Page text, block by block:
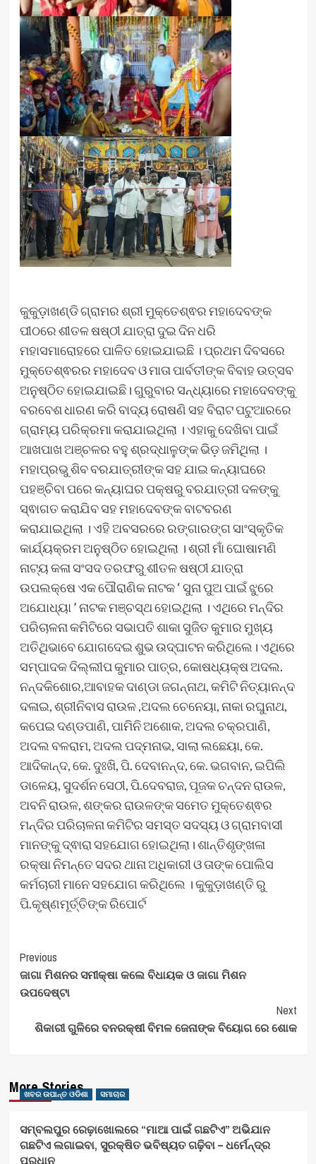
କୁକୁଡ଼ାଖଣ୍ଡି ଗ୍ରାମର ଶ୍ରୀ ମୁକ୍ତେଶ୍ଵର ମହାଦେବଙ୍କ
ପୀଠରେ ଶୀତଳ ଷଷ୍ଠୀ ଯାତ୍ରା ଦୁଇ ଦିନ ଧରି
ମହାସମାରୋହରେ ପାଳିତ ହୋଇଯାଇଛି । ପ୍ରଥମ ଦିବସରେ
ମୁକ୍ତେଶ୍ଵରର ମହାଦେବ ଓ ମାତା ପାର୍ବତୀଙ୍କ ବିବାହ ଉତ୍ସବ
ଅନୁଷ୍ଠିତ ହୋଇଯାଇଛି। ଗୁରୁବାର ସନ୍ଧ୍ୟାରେ ମହାଦେବଙ୍କୁ
ବରବେଶ ଧାରଣ କରି ବାଦ୍ୟ ରୋଷଣି ସହ ବିରାଟ ପଟୁଆରରେ
ଗ୍ରାମ୍ୟ ପରିକ୍ରମା କରାଯାଇଥିଲା । ଏହାକୁ ଦେଖିବା ପାଇଁ
ଆଖପାଖ ଅଞ୍ଚଳର ବହୁ ଶ୍ରଦ୍ଧାଳୁଙ୍କ ଭିଡ଼ ଜମିଥିଲା ।
ମହାପ୍ରଭୁ ଶିବ ବରଯାତ୍ରୀଙ୍କ ସହ ଯାଇ କନ୍ୟାଘରେ
ପହଞ୍ଚିବା ପରେ କନ୍ୟାଘର ପକ୍ଷରୁ ବରଯାତ୍ରୀ ଦଳଙ୍କୁ
ସ୍ଵାଗତ କରାଯିବ ସହ ମହାଦେବଙ୍କ ବାଟବରଣ
କରାଯାଇଥିଲା । ଏହି ଅବସରରେ ରଙ୍ଗାରଙ୍ଗ ସାଂସ୍କୃତିକ
କାର୍ଯ୍ୟକ୍ରମ ଅନୁଷ୍ଠିତ ହୋଇଥିଲା । ଶ୍ରୀ ମାଁ ଘୋଷାମଣି
ନାଟ୍ୟ କଳା ସଂସଦ ତରଫରୁ ଶୀତଳ ଷଷ୍ଠୀ ଯାତ୍ରା
ଉପଲକ୍ଷେ ଏକ ପୌରାଣିକ ନାଟକ ‘ ସୁନା ପୁଅ ପାଇଁ ଝୁରେ
ଅଯୋଧ୍ୟା ’ ନାଟକ ମଞ୍ଚସ୍ଥ ହୋଇଥିଲା । ଏଥିରେ ମନ୍ଦିର
ପରିଚାଳନା କମିଟିରେ ସଭାପତି ଶାକା ସୁଜିତ କୁମାର ମୁଖ୍ୟ
ଅତିଥିଭାବେ ଯୋଗଦେଇ ଶୁଭ ଉଦ୍ଘାଟନ କରିଥିଲେ। ଏଥିରେ
ସମ୍ପାଦକ ଦିଲ୍ଲୀପ କୁମାର ପାତ୍ର, କୋଷଧ୍ୟକ୍ଷ ଅଦଲ.
ନନ୍ଦକିଶୋର,ଆବାହକ ଦାଣ୍ଡା ଜଗନ୍ନାଥ, କମିଟି ନିତ୍ୟାନନ୍ଦ
ଦଳାଇ, ଶ୍ରୀନିବାସ ରାଉଳ ,ଅଦଲ ଚେନେୟା, ନାକା ରଘୁନାଥ,
କପେଇ ଦଣ୍ଡପାଣି, ପାମିନି ଅଶୋକ, ଅଦଲ ଚକ୍ରପାଣି,
ଅଦଲ ବଳରାମ, ଅଦଲ ପଦ୍ମନାଭ, ସାଲା ଲଛେୟା, କେ.
ଆଦିକାନ୍ଦ, କେ. ଦୁଃଖି, ପି. ଦେବାନନ୍ଦ, କେ. ଭଗବାନ, ଇପିଲି
ଡାଳେୟ, ସୁଦର୍ଶନ ସେଠୀ, ପି.ଦେବରାଜ, ପୂଜକ ଚନ୍ଦନ ରାଉଳ,
ଅବନି ରାଉଳ, ଶଙ୍କର ରାଉଳଙ୍କ ସମେତ ମୁକ୍ତେଶ୍ଵର
ମନ୍ଦିର ପରିଚାଳନା କମିଟିର ସମସ୍ତ ସଦସ୍ୟ ଓ ଗ୍ରାମବାସୀ
ମାନଙ୍କୁ ଦ୍ଵାରା ସହଯୋଗ ହୋଇଥିଲା। ଶାନ୍ତିଶୃଙ୍ଖଳା
ରକ୍ଷା ନିମନ୍ତେ ସଦର ଥାନା ଅଧିକାରୀ ଓ ତାଙ୍କ ପୋଲିସ
କର୍ମଚାରୀ ମାନେ ସହଯୋଗ କରିଥିଲେ । କୁକୁଡ଼ାଖଣ୍ତି ରୁ
ପି.କୃଷ୍ଣମୂର୍ତ୍ତିଙ୍କ ରିପୋର୍ଟ
Post
Navigation
Previous
ଜାଗା ମିଶନର ସମୀକ୍ଷା କଲେ ବିଧାୟକ ଓ ଜାଗା ମିଶନ
ଉପଦେଷ୍ଟା
Next
ଶିକାରୀ ଗୁଳିରେ ବନରକ୍ଷୀ ବିମଳ ଜେନାଙ୍କ ବିୟୋଗ ରେ ଶୋକ
More Stories
ଖବର ଉପାନ୍ତ ଓଡିଶା ସମାଚାର
ସମ୍ବଲପୁର ରେଢ଼ାଖୋଲରେ “ମାଆ ପାଇଁ ଗଛଟିଏ” ଅଭିଯାନ
ଗଛଟିଏ ଲଗାଇବା, ସୁରକ୍ଷିତ ଭବିଷ୍ୟତ ଗଢ଼ିବା – ଧର୍ମେନ୍ଦ୍ର
ପ୍ରଧାନ